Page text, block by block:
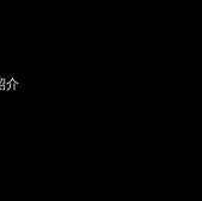
介